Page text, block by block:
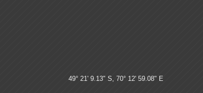
49° 21' 9.13" S, 70° 12' 59.08" E